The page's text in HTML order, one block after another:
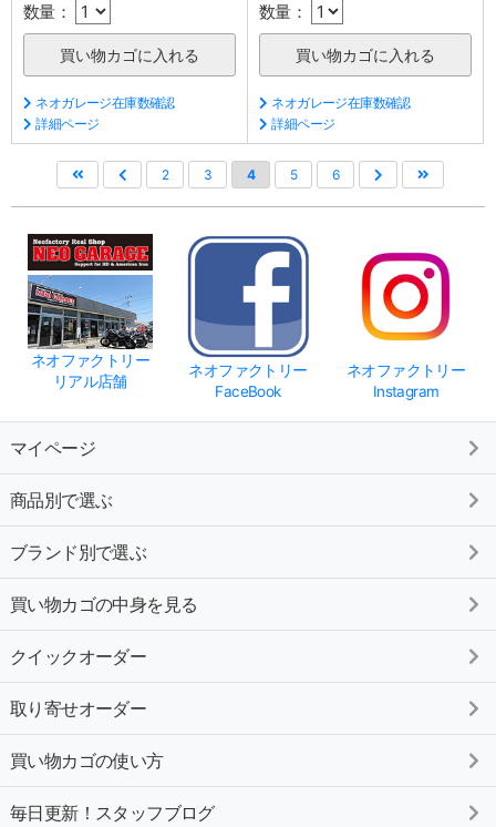
数量：
ネオガレージ在庫数確認
詳細ページ
数量：
ネオガレージ在庫数確認
詳細ページ
2 3 4 5 6
ネオファクトリー
リアル店舗
ネオファクトリー
FaceBook
ネオファクトリー
Instagram
マイページ
商品別で選ぶ
ブランド別で選ぶ
買い物カゴの中身を見る
クイックオーダー
取り寄せオーダー
買い物カゴの使い方
毎日更新！スタッフブログ